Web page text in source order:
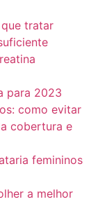
tratar
para 2023
como evitar
cobertura e
femininos
a melhor